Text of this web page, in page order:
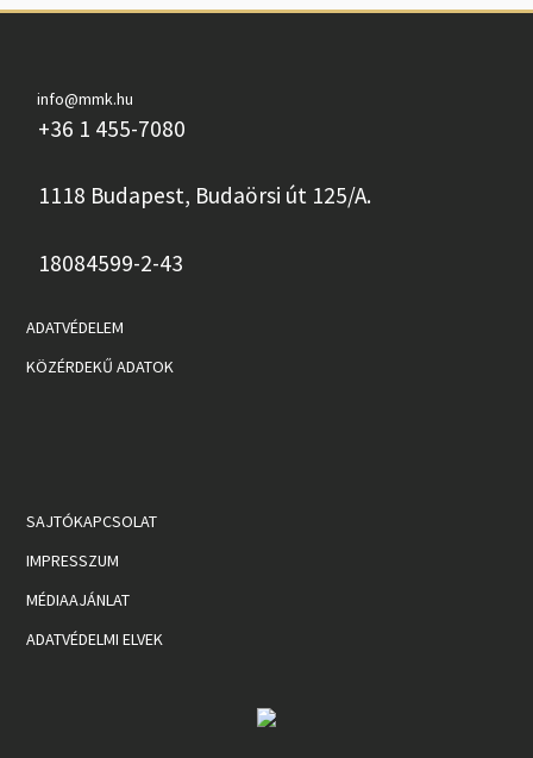
info@mmk.hu
+36 1 455-7080
1118 Budapest, Budaörsi út 125/A.
18084599-2-43
ADATVÉDELEM
KÖZÉRDEKŰ ADATOK
SAJTÓKAPCSOLAT
IMPRESSZUM
MÉDIAAJÁNLAT
ADATVÉDELMI ELVEK